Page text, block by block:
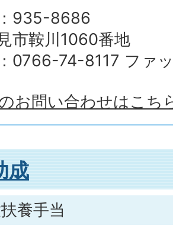
935-8686
市鞍川1060番地
0766-74-8117 ファ
お問い合わせはこち
成
養手当